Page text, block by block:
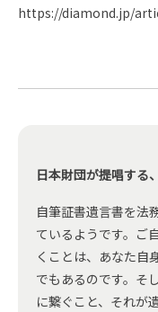
https://diamond.jp/
日本財団が提唱する
自筆証書遺言書を法
ているようです。ご
くことは、あなた自
でもあるのです。そ
に繋ぐこと、それが